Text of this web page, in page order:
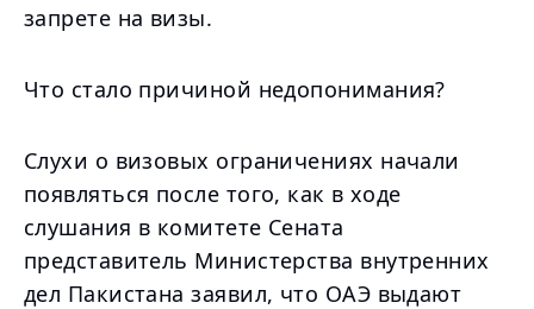
запрете на визы.
Что стало причиной недопонимания?
Слухи о визовых ограничениях начали
появляться после того, как в ходе
слушания в комитете Сената
представитель Министерства внутренних
дел Пакистана заявил, что ОАЭ выдают